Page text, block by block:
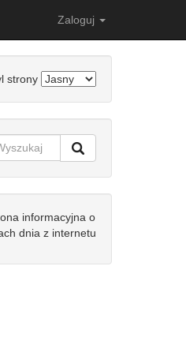
Zaloguj
strony
informacyjna o
dnia z internetu